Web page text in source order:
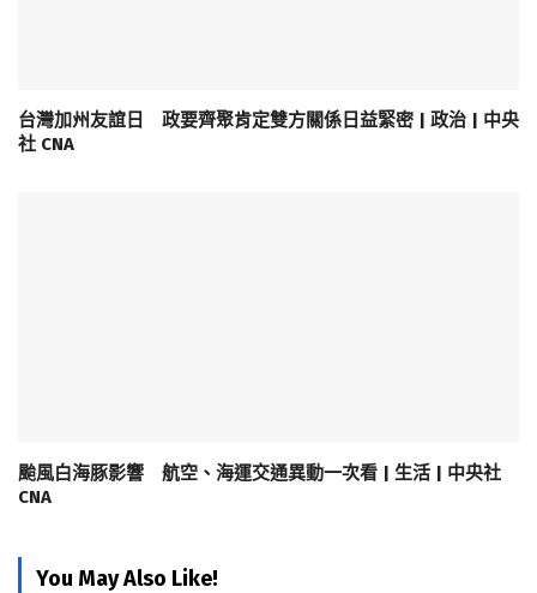
台灣加州友誼日 政要齊聚肯定雙方關係日益緊密 | 政治 | 中央
社 CNA
颱風白海豚影響 航空、海運交通異動一次看 | 生活 | 中央社
CNA
You May Also Like!